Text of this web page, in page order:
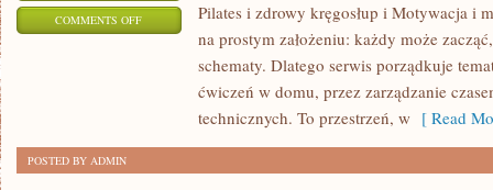
COMMENTS OFFON
Pilates i zdrowy kręgosłup i Motywacja i
na prostym założeniu: każdy może
schematy. Dlatego serwis porządkuje
ćwiczeń w domu, przez zarządzanie
technicznych. To przestrzeń, w [ Read
POSTED BY ADMIN